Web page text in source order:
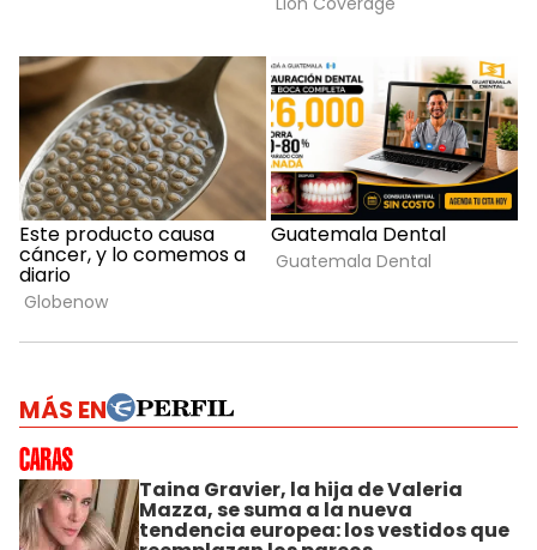
MÁS EN
Taina Gravier, la hija de Valeria
Mazza, se suma a la nueva
tendencia europea: los vestidos que